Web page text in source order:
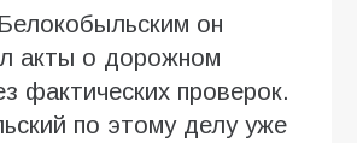
он
акты о дорожном
фактических проверок.
по этому делу уже